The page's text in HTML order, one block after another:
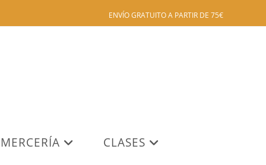
ENVÍO GRATUITO A PARTIR DE 75€
MERCERÍA CLASES